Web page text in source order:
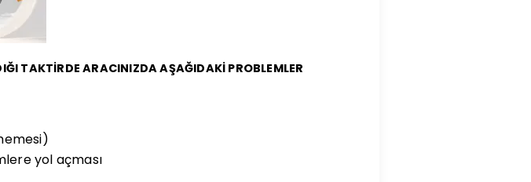
TAKTİRDE ARACINIZDA AŞAĞIDAKİ PROBLEMLER
yol açması